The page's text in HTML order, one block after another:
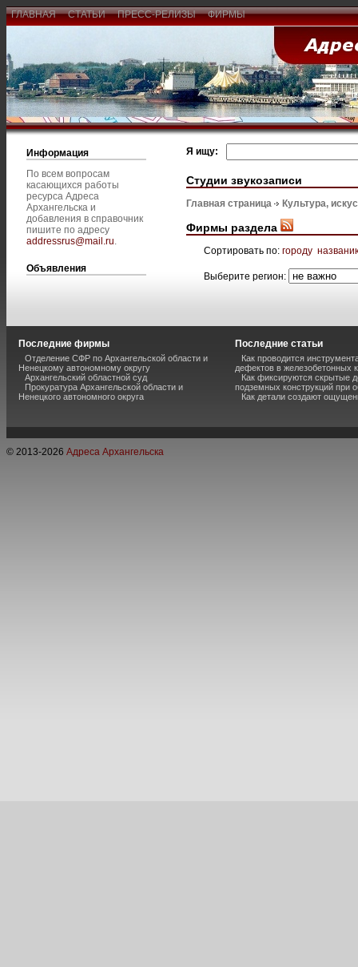
ГЛАВНАЯ СТАТЬИ ПРЕСС-РЕЛИЗЫ ФИРМЫ
Информация
По всем вопросам
касающихся работы
ресурса Адреса
Архангельска и
добавления в справочник
пишите по адресу
addressrus@mail.ru.
Объявления
Я ищу:
Студии звукозаписи
Главная страница Культура,
Фирмы раздела
Сортировать по: городу
Выберите регион:
Последние фирмы
Отделение СФР по Архангельской области и
Ненецкому автономному округу
Архангельский областной суд
Прокуратура Архангельской области и
Ненецкого автономного округа
Последние статьи
Как проводится
дефектов в железобетонных
Как фиксируются скрытые
подземных конструкций при
Как детали создают
© 2013-2026 Адреса Архангельска